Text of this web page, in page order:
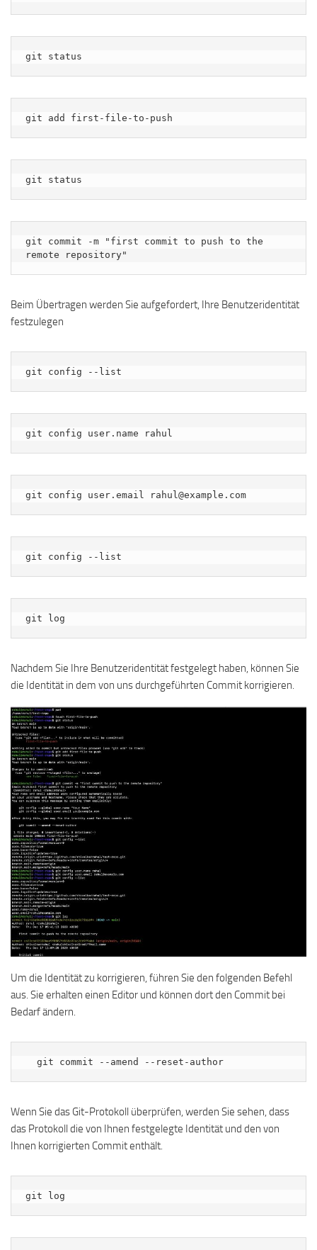
git status
git add first-file-to-push
git status
git commit -m "first commit to push to the
remote repository"
Beim Übertragen werden Sie aufgefordert, Ihre Benutzeridentität
festzulegen
git config --list
git config user.name rahul
git config user.email rahul@example.com
git config --list
git log
Nachdem Sie Ihre Benutzeridentität festgelegt haben, können Sie
die Identität in dem von uns durchgeführten Commit korrigieren.
Um die Identität zu korrigieren, führen Sie den folgenden Befehl
aus. Sie erhalten einen Editor und können dort den Commit bei
Bedarf ändern.
git commit --amend --reset-author
Wenn Sie das Git-Protokoll überprüfen, werden Sie sehen, dass
das Protokoll die von Ihnen festgelegte Identität und den von
Ihnen korrigierten Commit enthält.
git log